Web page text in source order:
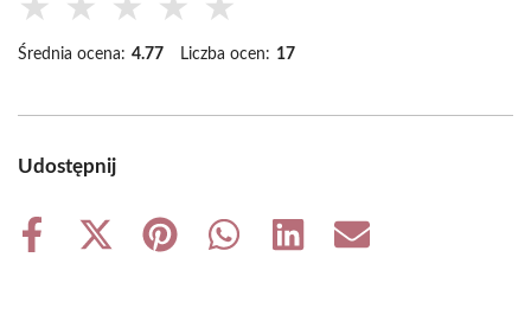
★ ★ ★ ★ ★
Średnia ocena: 4.77 Liczba ocen: 17
Udostępnij
Share
Share
Share
Share
Share
Share